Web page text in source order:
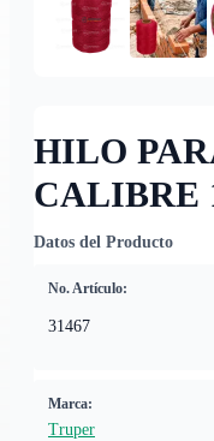
HILO
CALIBRE
Datos del Producto
No. Artículo:
31467
Marca:
Truper